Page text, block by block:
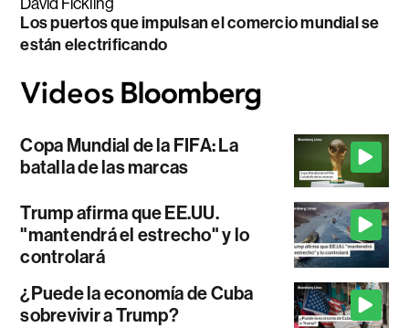
David Fickling
Los puertos que impulsan el comercio mundial se
están electrificando
Copa Mundial de la FIFA: La
batalla de las marcas
Trump afirma que EE.UU.
"mantendrá el estrecho" y lo
controlará
¿Puede la economía de Cuba
sobrevivir a Trump?